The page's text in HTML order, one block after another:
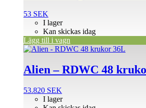
53 SEK
I lager
Kan skickas idag
Lägg till i vagn
Alien – RDWC 48
53.820 SEK
I lager